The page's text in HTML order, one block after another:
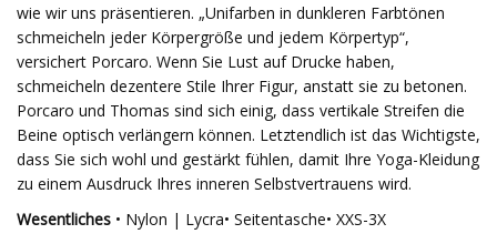
wie wir uns präsentieren. „Unifarben in dunkleren Farbtönen
schmeicheln jeder Körpergröße und jedem Körpertyp“,
versichert Porcaro. Wenn Sie Lust auf Drucke haben,
schmeicheln dezentere Stile Ihrer Figur, anstatt sie zu betonen.
Porcaro und Thomas sind sich einig, dass vertikale Streifen die
Beine optisch verlängern können. Letztendlich ist das Wichtigste,
dass Sie sich wohl und gestärkt fühlen, damit Ihre Yoga-Kleidung
zu einem Ausdruck Ihres inneren Selbstvertrauens wird.
Wesentliches • Nylon | Lycra• Seitentasche• XXS-3X